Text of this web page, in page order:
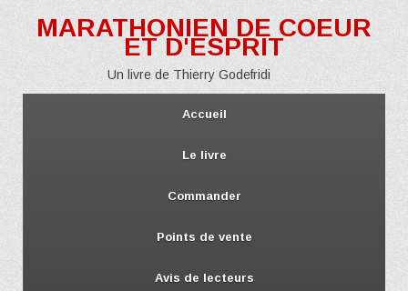
MARATHONIEN DE COEUR
ET D'ESPRIT
Un livre de Thierry Godefridi
Accueil
Le livre
Commander
Points de vente
Avis de lecteurs